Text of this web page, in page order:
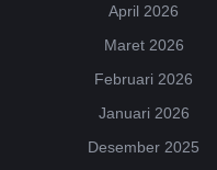
April 2026
Maret 2026
Februari 2026
Januari 2026
Desember 2025